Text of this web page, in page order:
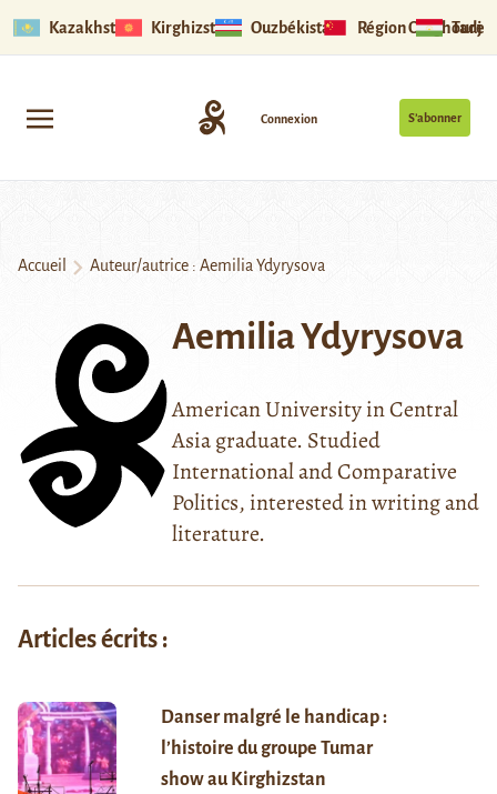
Kazakhstan Kirghizstan Ouzbékistan Région Ouïghoure
S’abonner
Connexion
Accueil Auteur/autrice : Aemilia Ydyrysova
Aemilia Ydyrysova
American University in Central
Asia graduate. Studied
International and Comparative
Politics, interested in writing and
literature.
Articles écrits :
Danser malgré le handicap :
l’histoire du groupe Tumar
show au Kirghizstan